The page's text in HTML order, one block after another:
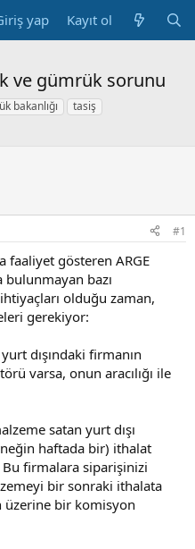
yap Kayıt ol
ve gümrük sorunu
bakanlığı
tasiş
#1
faaliyet gösteren ARGE
bulunmayan bazı
olduğu zaman,
gerekiyor:
dışındaki firmanın
varsa, onun aracılığı ile
satan yurt dışı
haftada bir) ithalat
firmalara siparişinizi
bir sonraki ithalata
üzerine bir komisyon